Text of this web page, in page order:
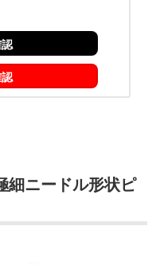
細ニードル形状ピ